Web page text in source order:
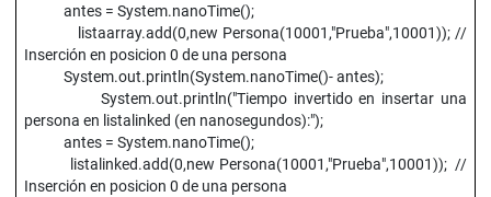
antes = System.nanoTime();
listaarray.add(0,new Persona(10001,"Prueba",10001)); //
Inserción en posicion 0 de una persona
System.out.println(System.nanoTime()- antes);
System.out.println("Tiempo invertido en insertar una
persona en listalinked (en nanosegundos):");
antes = System.nanoTime();
listalinked.add(0,new Persona(10001,"Prueba",10001)); //
Inserción en posicion 0 de una persona